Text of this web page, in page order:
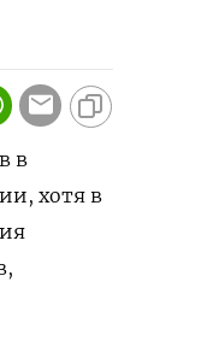
в
хотя в